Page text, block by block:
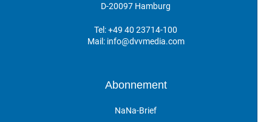
D-20097 Hamburg
Tel:+49 40 23714-100
Mail: info@dvvmedia.com
Abonnement
NaNa-Brief